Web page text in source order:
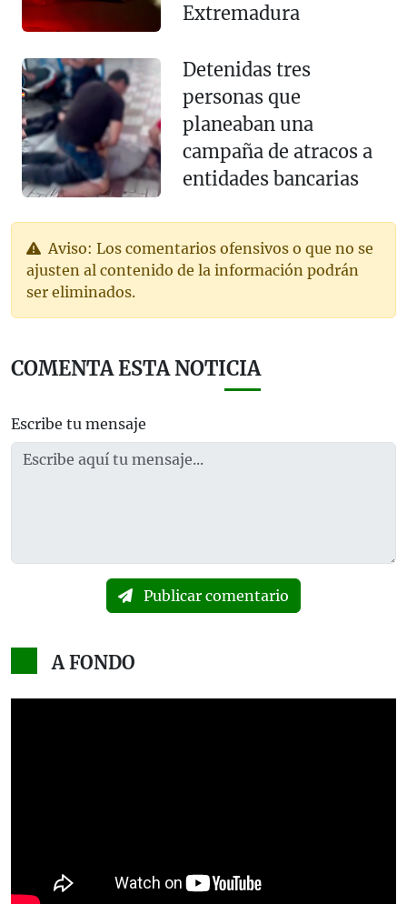
Extremadura
Detenidas tres
personas que
planeaban una
campaña de atracos a
entidades bancarias
Aviso: Los comentarios ofensivos o que no se
ajusten al contenido de la información podrán
ser eliminados.
COMENTA ESTA NOTICIA
Escribe tu mensaje
Publicar comentario
A FONDO